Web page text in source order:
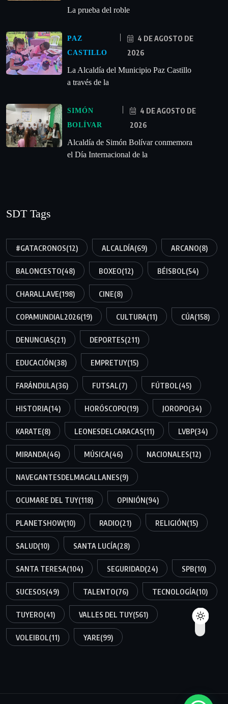
La prueba del roble
PAZ
CASTILLO
4 DE AGOSTO DE
2026
La Alcaldía del Municipio Paz Castillo
a través de la
SIMÓN
BOLÍVAR
4 DE AGOSTO DE
2026
Alcaldía de Simón Bolívar conmemora
el Día Internacional de la
SDT Tags
#GATACRONOS(12) ALCALDÍA(69) ARCANO(8)
BALONCESTO(48) BOXEO(12) BÉISBOL(54)
CHARALLAVE(198) CINE(8)
COPAMUNDIAL2026(19) CULTURA(11) CÚA(158)
DENUNCIAS(21) DEPORTES(211)
EDUCACIÓN(38) EMPRETUY(15)
FARÁNDULA(36) FUTSAL(7) FÚTBOL(45)
HISTORIA(14) HORÓSCOPO(19) JOROPO(34)
KARATE(8) LEONESDELCARACAS(11) LVBP(34)
MIRANDA(46) MÚSICA(46) NACIONALES(12)
NAVEGANTESDELMAGALLANES(9)
OCUMARE DEL TUY(118) OPINIÓN(94)
PLANETSHOW(10) RADIO(21) RELIGIÓN(15)
SALUD(10) SANTA LUCÍA(28)
SANTA TERESA(104) SEGURIDAD(24) SPB(10)
SUCESOS(49) TALENTO(76) TECNOLOGÍA(10)
TUYERO(41) VALLES DEL TUY(561)
VOLEIBOL(11) YARE(99)